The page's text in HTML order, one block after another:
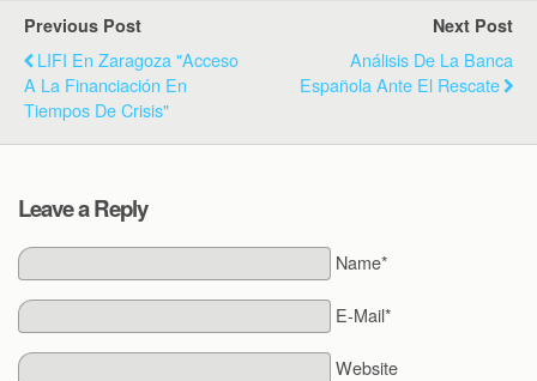
Previous Post
LIFI En Zaragoza "Acceso
A La Financiación En
Tiempos De Crisis"
Next Post
Análisis De La Banca
Española Ante El Rescate
Leave a Reply
Name*
E-Mail*
Website